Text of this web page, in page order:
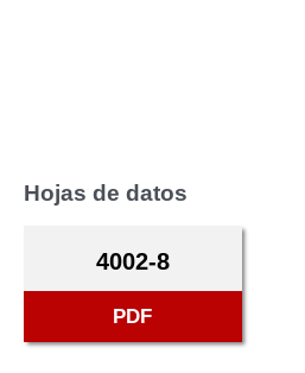
Hojas de datos
4002-8
PDF